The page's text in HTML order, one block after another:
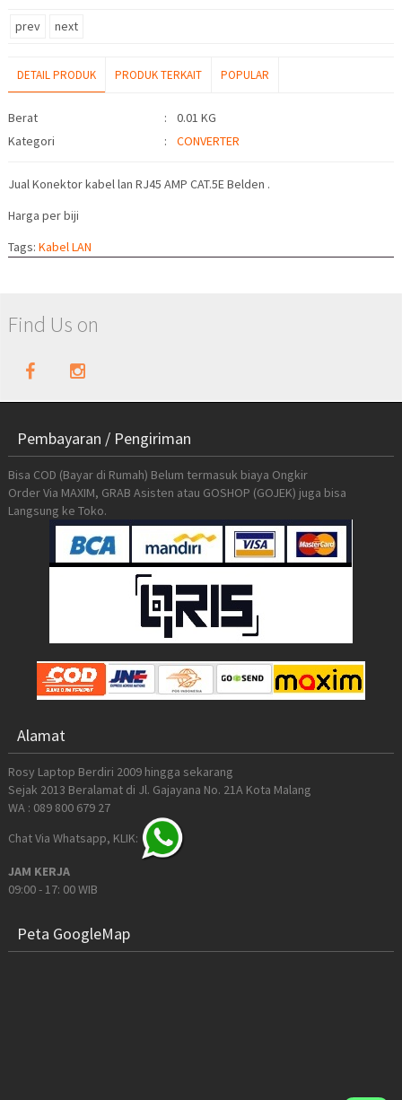
prev next
DETAIL PRODUK PRODUK TERKAIT POPULAR
Detail Produk
Berat :
0.01 KG
Kategori
: CONVERTER
Jual Konektor kabel lan RJ45 AMP CAT.5E Belden .
Harga per biji
Tags: Kabel LAN
Find Us on
Pembayaran / Pengiriman
Bisa COD (Bayar di Rumah) Belum termasuk biaya Ongkir
Order Via MAXIM, GRAB Asisten atau GOSHOP (GOJEK) juga bisa
Langsung ke Toko.
Alamat
Rosy Laptop Berdiri 2009 hingga sekarang
Sejak 2013 Beralamat di Jl. Gajayana No. 21A Kota Malang
WA : 089 800 679 27
Chat Via Whatsapp, KLIK:
JAM KERJA
09:00 - 17: 00 WIB
Peta GoogleMap